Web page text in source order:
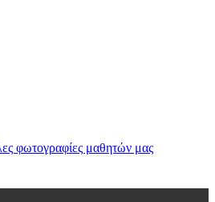
φωτογραφίες μαθητών μας